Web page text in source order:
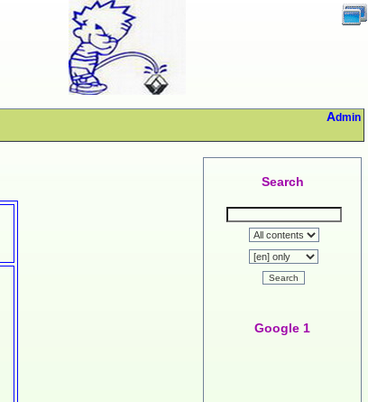
Admin
Search
Search
Google 1